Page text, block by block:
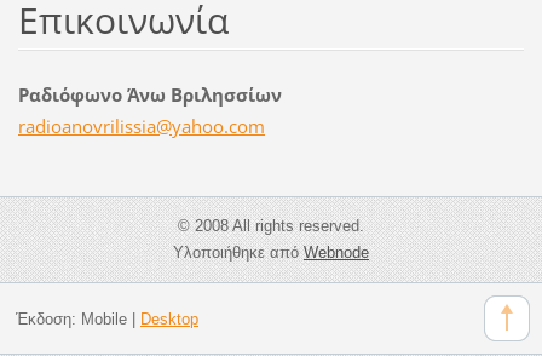
Επικοινωνία
Ραδιόφωνο Άνω Βριλησσίων
radioanovrilissia@yahoo.com
© 2008 All rights reserved.
Υλοποιήθηκε απόWebnode
Έκδοση: Mobile| Desktop